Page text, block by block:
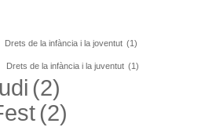
Drets de la infància i la joventut (1)
Drets de la infància i la juventut (1)
(2)
(2)